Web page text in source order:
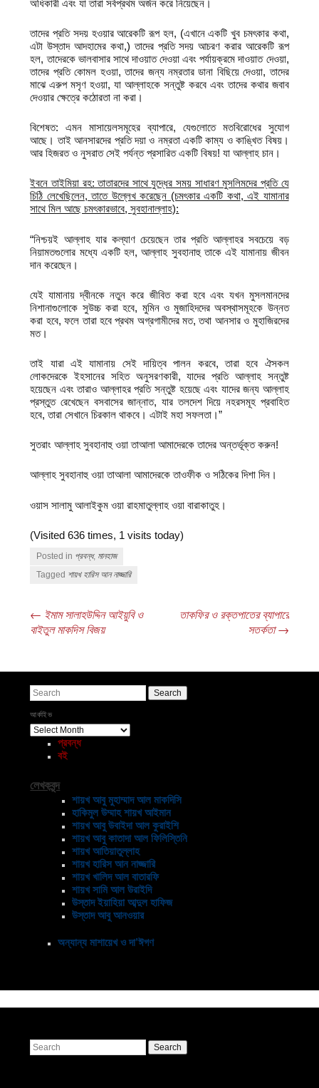
অধিকারী এবং যা তারা সর্বপ্রথম অর্জন করে নিয়েছেন।
তাদের প্রতি সদয় হওয়ার আরেকটি রূপ হল, (এখানে একটি খুব চমৎকার কথা,
এটা উস্তাদ আদহামের কথা,) তাদের প্রতি সদয় আচরণ করার আরেকটি রূপ
হল, তাদেরকে ভালবাসার সাথে দাওয়াত দেওয়া এবং পর্যায়ক্রমে দাওয়াত দেওয়া,
তাদের প্রতি কোমল হওয়া, তাদের জন্য নম্রতার ডানা বিছিয়ে দেওয়া, তাদের
মাঝে এরুপ মসৃণ হওয়া, যা আল্লাহকে সন্তুষ্ট করবে এবং তাদের কথার জবাব
দেওয়ার ক্ষেত্রে কঠোরতা না করা।
বিশেষত: এমন মাসায়েলসমূহের ব্যাপারে, যেগুলোতে মতবিরোধের সুযোগ
আছে। তাই আনসারদের প্রতি দয়া ও নম্রতা একটি কাম্য ও কাঙ্খিত বিষয়।
আর হিজরত ও নুসরাত সেই পর্যন্ত প্রসারিত একটি বিষয়! যা আল্লাহ চান।
ইবনে তাইমিয়া রহ: তাতারদের সাথে যুদ্ধের সময় সাধারণ মুসলিমদের প্রতি যে
চিঠি লেখেছিলেন,তাতে উল্লেখ করেছেন (চমৎকার একটি কথা,এই যামানার
সাথে মিল আছে চমৎকারভাবে,সুবহানাল্লাহ):
“নিশ্চয়ই আল্লাহ যার কল্যাণ চেয়েছেন তার প্রতি আল্লাহর সবচেয়ে বড়
নিয়ামতগুলোর মধ্যে একটি হল, আল্লাহ সুবহানাহু তাকে এই যামানায় জীবন
দান করেছেন।
যেই যামানায় দ্বীনকে নতুন করে জীবিত করা হবে এবং যখন মুসলমানদের
নিশানাগুলোকে সুউচ্চ করা হবে, মুমিন ও মুজাহিদদের অবস্থাসমূহকে উন্নত
করা হবে, ফলে তারা হবে প্রথম অগ্রগামীদের মত, তথা আনসার ও মুহাজিরদের
মত।
তাই যারা এই যামানায় সেই দায়িত্ব পালন করবে, তারা হবে ঐসকল
লোকদেরকে ইহসানের সহিত অনুসরণকারী, যাদের প্রতি আল্লাহ সন্তুষ্ট
হয়েছেন এবং তারাও আল্লাহর প্রতি সন্তুষ্ট হয়েছে এবং যাদের জন্য আল্লাহ
প্রস্তুত রেখেছেন বসবাসের জান্নাত, যার তলদেশ দিয়ে নহরসমূহ প্রবাহিত
হবে, তারা সেখানে চিরকাল থাকবে। এটাই মহা সফলতা।”
সুতরাং আল্লাহ সুবহানাহু ওয়া তাআলা আমাদেরকে তাদের অন্তর্ভূক্ত করুন!
আল্লাহ সুবহানাহু ওয়া তাআলা আমাদেরকে তাওফীক ও সঠিকের দিশা দিন।
ওয়াস সালামু আলাইকুম ওয়া রাহমাতুল্লাহ ওয়া বারাকাতুহ।
(Visited 636 times, 1 visits today)
Posted in প্রবন্ধ, মানহাজ
Tagged শায়খ হারিস আন নাজ্জারি
Post navigation
← ইমাম সালাহউদ্দিন আইয়ুবি ও
বাইতুল মাকদিস বিজয়
তাকফির ও রক্তপাতের ব্যাপারে
সতর্কতা→
Search
আর্কাইভ
আর্কাইভ
প্রবন্ধ
বই
লেখকবৃন্দ
শায়খ আবু মুহাম্মাদ আল মাকদিসি
হাকিমুল উম্মাহ শায়খ আইমান
শায়খ আবু উবাইদা আল কুরাইশি
শায়খ আবু কাতাদা আল ফিলিস্তিনি
শায়খ আতিয়াতুল্লাহ
শায়খ হারিস আন নাজ্জারি
শায়খ খালিদ আল বাতারফি
শায়খ সামি আল উরাইদি
উস্তাদ ইয়াহিয়া আব্দুল হাফিজ
উস্তাদ আবু আনওয়ার
অন্যান্য মাশায়েখ ও দা’ঈগণ
Search